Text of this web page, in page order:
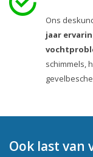
Ons
jaar
schimmels,
Ook last van